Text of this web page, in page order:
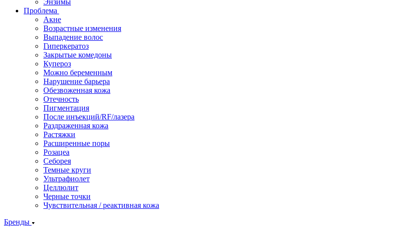
Энзимы
Проблема
Акне
Возрастные изменения
Выпадение волос
Гиперкератоз
Закрытые комедоны
Купероз
Можно беременным
Нарушение барьера
Обезвоженная кожа
Отечность
Пигментация
После инъекций/RF/лазера
Раздраженная кожа
Растяжки
Расширенные поры
Розацеа
Себорея
Темные круги
Ультрафиолет
Целлюлит
Черные точки
Чувствительная / реактивная кожа
Бренды